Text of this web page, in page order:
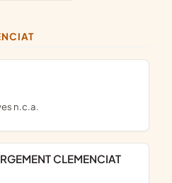
n.c.a.
CLEMENCIAT